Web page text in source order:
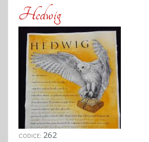
Hedwig
CODICE: 262